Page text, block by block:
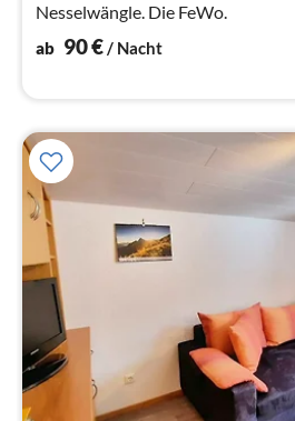
Nesselwängle. Die FeWo.
ab 90€/ Nacht